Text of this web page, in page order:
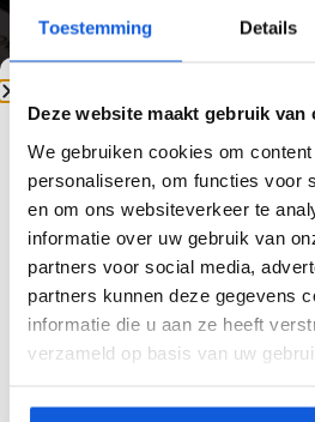
Toestemming Details
Deze website maakt gebruik van
We gebruiken cookies om
personaliseren, om functies voor
en om ons websiteverkeer te
informatie over uw gebruik van
partners voor social media,
partners kunnen deze gegevens
informatie die u aan ze heeft
verzameld op basis van uw
en duurzame afwerking.
voorkomt loslatende tegels,
dat jarenlang mooi blijft.
Van Yild Tegels is dé
betegeling. Wij werken met
materialen, zorgen voor
voorbereiding van de
een nauwkeurige afwerking.
verzekerd van tegelwerk
én perfect aansluit bij uw